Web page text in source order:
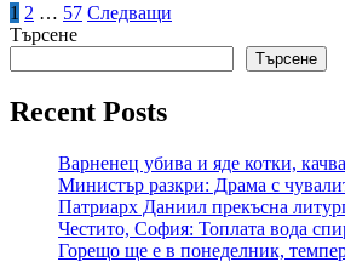
Разделяне
на
публикациите
на
1 2 … 57 Следващи
Търсене
Търсене
Recent Posts
Варненец убива и яде котки,
Министър разкри: Драма с
Патриарх Даниил прекъсна
Честито, София: Топлата вода
Горещо ще е в понеделник,